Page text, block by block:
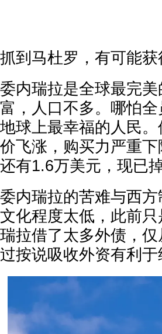
抓到马杜罗，有可能
委内瑞拉是全球最完
富，人口不多。哪怕
地球上最幸福的人民
价飞涨，购买力严重
还有1.6万美元，现已
委内瑞拉的苦难与西
文化程度太低，此前
瑞拉借了太多外债，
过按说吸收外资有利